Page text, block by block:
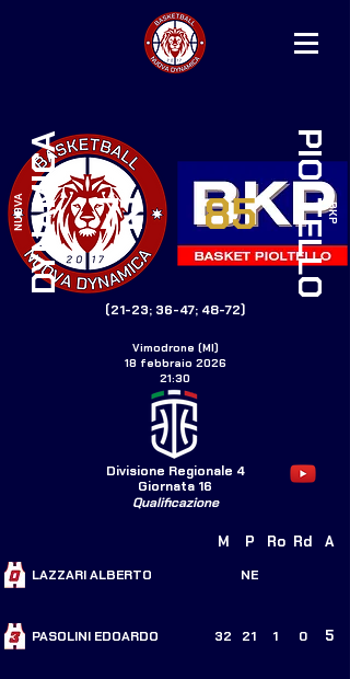
NUOVADYNAMICA PIOLTELLOBKP
72 85
(21-23; 36-47; 48-72)
Vimodrone (MI)
18 febbraio 2026
21:30
Divisione Regionale 4
Giornata 16
Qualificazione
M P Ro Rd A
LAZZARI ALBERTO
PASOLINI EDOARDO 32
NE
21 1 0 5